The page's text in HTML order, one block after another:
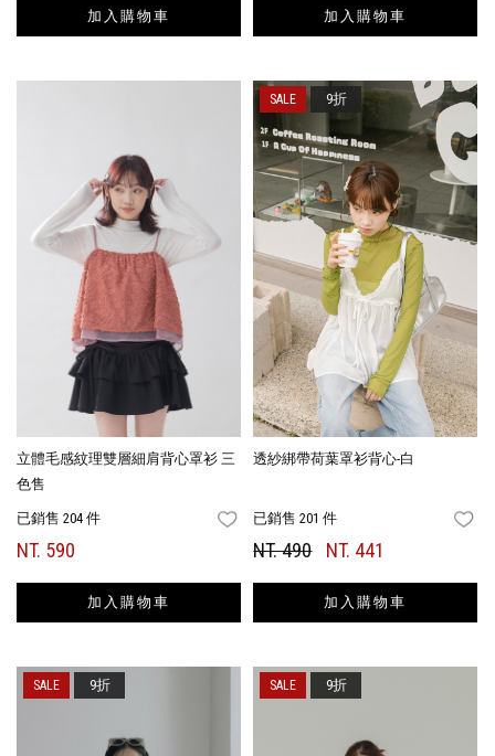
加入購物車 加入購物車
立體毛感紋理雙層細肩背心罩衫 三
色售
已銷售 204 件 FAVORITES
NT. 590
加入購物車
透紗綁帶荷葉罩衫背心-白
已銷售 201 件
NT. 490 NT. 441
加入購物車
9折
9折 9折